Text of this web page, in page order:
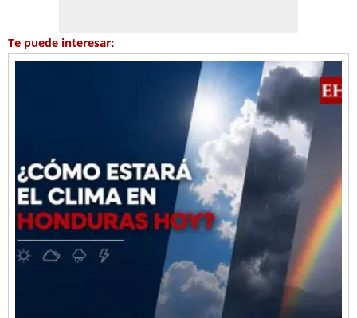
Te puede interesar: